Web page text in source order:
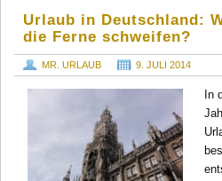
Urlaub in Deutschland:
die Ferne schweifen?
MR. URLAUB 9. JULI 2014
In